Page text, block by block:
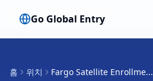
Go Global Entry
홈 위치 Fargo Satellite Enrollme...